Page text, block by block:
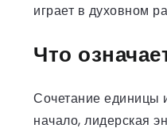
играет в духовном
Что
Сочетание единицы
начало, лидерская